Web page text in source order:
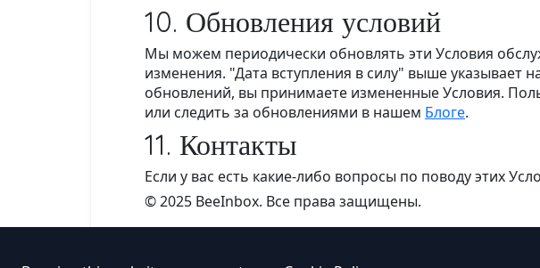
10. Обновления условий
Мы можем периодически обновлять эти Условия
изменения. "Дата вступления в силу" выше
обновлений, вы принимаете измененные Условия.
или следить за обновлениями в нашем Блоге.
11. Контакты
Если у вас есть какие-либо вопросы по поводу этих
© 2025 BeeInbox. Все права защищены.